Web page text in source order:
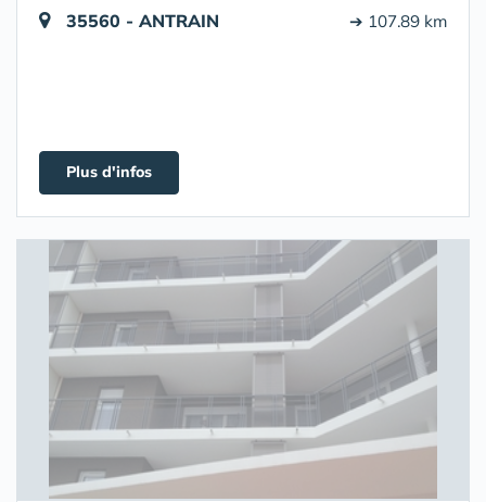
35560 - ANTRAIN ➔ 107.89 km
Plus d'infos